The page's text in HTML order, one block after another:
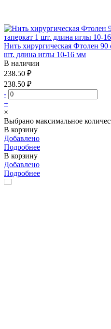
Нить хирургическая Фтолен 90
шт. длина иглы 10-16 мм
В наличии
238.50 ₽
238.50 ₽
-
+
×
Выбрано максимальное
В корзину
Добавлено
Подробнее
В корзину
Добавлено
Подробнее